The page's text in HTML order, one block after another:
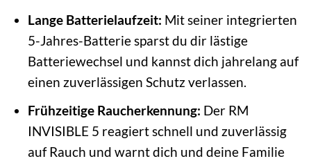
Lange Batterielaufzeit: Mit seiner integrierten
5-Jahres-Batterie sparst du dir lästige
Batteriewechsel und kannst dich jahrelang auf
einen zuverlässigen Schutz verlassen.
Frühzeitige Raucherkennung: Der RM
INVISIBLE 5 reagiert schnell und zuverlässig
auf Rauch und warnt dich und deine Familie